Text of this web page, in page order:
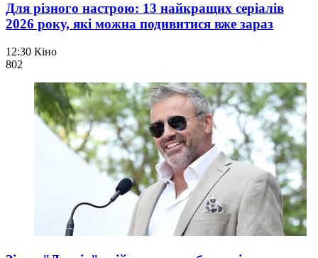
Для різного настрою: 13 найкращих серіалів
2026 року, які можна подивитися вже зараз
12:30 Кіно
802